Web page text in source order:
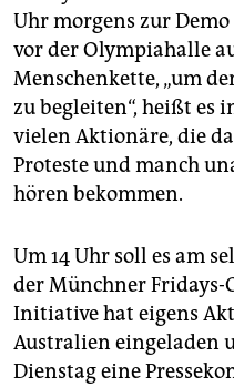
Uhr morgens zur
vor der Olympiahalle
Menschenkette, „um
zu begleiten“, heißt es
vielen Aktionäre, die
Proteste und manch
hören bekommen.
Um 14 Uhr soll es am
der Münchner Fridays-
Initiative hat eigens
Australien eingeladen
Dienstag eine